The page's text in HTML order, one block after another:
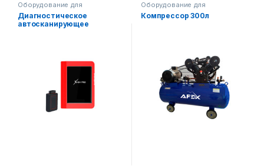
Оборудование для
автосервиса
Диагностическое
автосканирующее
Оборудование для
автосервиса Оборудование
на складе
Компрессор 300л